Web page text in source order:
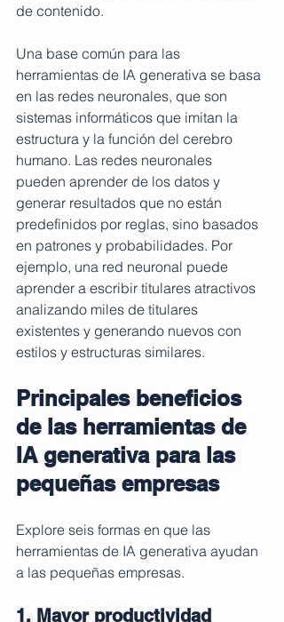
de contenido.
Una base común para las
herramientas de IA generativa se basa
en las redes neuronales, que son
sistemas informáticos que imitan la
estructura y la función del cerebro
humano. Las redes neuronales
pueden aprender de los datos y
generar resultados que no están
predefinidos por reglas, sino basados ​​
en patrones y probabilidades. Por
ejemplo, una red neuronal puede
aprender a escribir titulares atractivos
analizando miles de titulares
existentes y generando nuevos con
estilos y estructuras similares.
Principales beneficios
de las herramientas de
IA generativa para las
pequeñas empresas
Explore seis formas en que las
herramientas de IA generativa ayudan
a las pequeñas empresas.
1. Mayor productividad